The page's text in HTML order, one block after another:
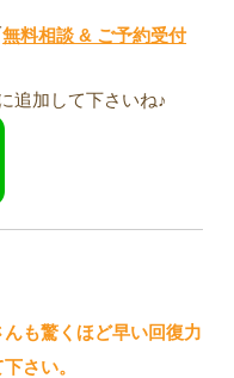
無料相談 & ご予約受付
追加して下さいね♪
も驚くほど早い回復力
さい。